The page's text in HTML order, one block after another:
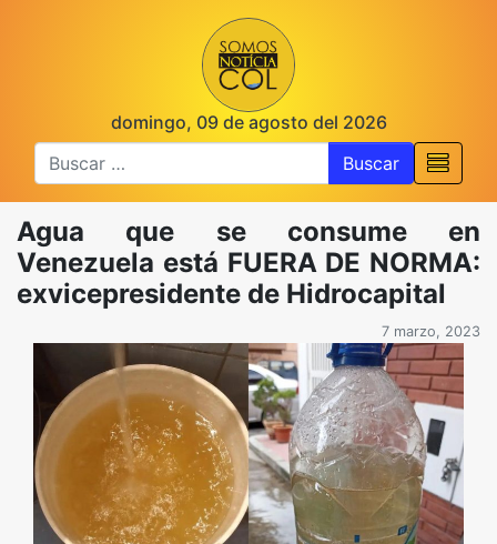
domingo, 09 de agosto del 2026
Buscar
Agua que se consume en
Venezuela está FUERA DE NORMA:
exvicepresidente de Hidrocapital
7 marzo, 2023